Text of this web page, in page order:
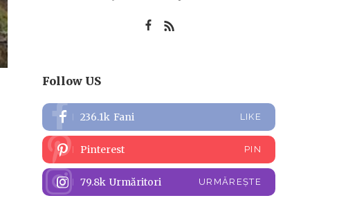
Follow US
236.1k Fani LIKE
Pinterest PIN
79.8k Urmăritori URMĂREȘTE